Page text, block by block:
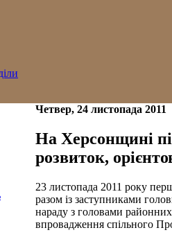
Четвер, 24 листопада 2011
На Херсонщині
розвиток,
23 листопада 2011 року
разом із заступниками
нараду з головами
впровадження спільного